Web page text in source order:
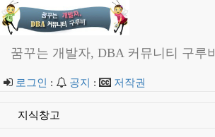
꿈꾸는 개발자, DBA 커뮤니티 구루비
로그인 : 공지 : 저작권
지식창고